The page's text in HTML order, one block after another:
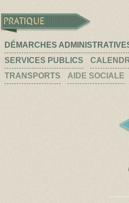
PRATIQUE
DÉMARCHES
SERVICES PUBLICS
TRANSPORTS
AIDE SOCIALE